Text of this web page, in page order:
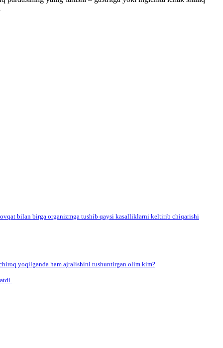
bilan birga organizmga tushib qaysi kasalliklarni keltirib chiqarishi
yoqilganda ham ajralishini tushuntirgan olim kim?